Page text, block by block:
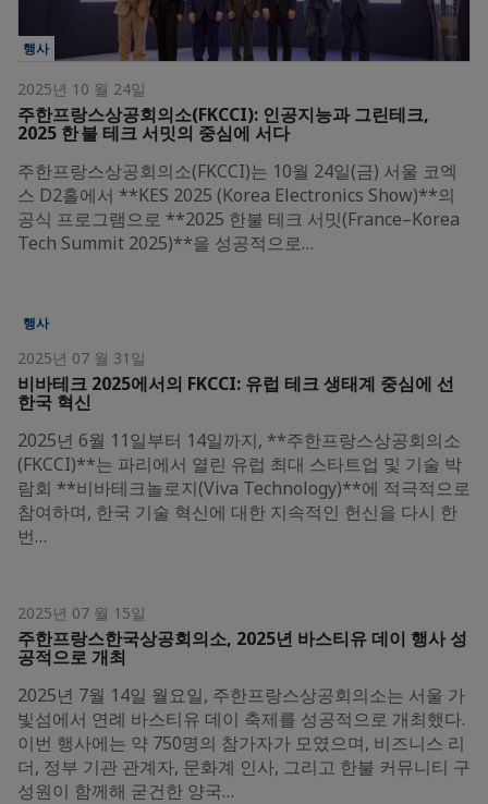
행사
2025년 10 월 24일
주한프랑스상공회의소(FKCCI): 인공지능과 그린테크,
2025 한 불 테크 서밋의 중심에 서다
주한프랑스상공회의소(FKCCI)는 10월 24일(금) 서울 코엑
스 D2홀에서 **KES 2025 (Korea Electronics Show)**의
공식 프로그램으로 **2025 한불 테크 서밋(France–Korea
Tech Summit 2025)**을 성공적으로…
행사
2025년 07 월 31일
비바테크 2025에서의 FKCCI: 유럽 테크 생태계 중심에 선
한국 혁신
2025년 6월 11일부터 14일까지, **주한프랑스상공회의소
(FKCCI)**는 파리에서 열린 유럽 최대 스타트업 및 기술 박
람회 **비바테크놀로지(Viva Technology)**에 적극적으로
참여하며, 한국 기술 혁신에 대한 지속적인 헌신을 다시 한
번…
2025년 07 월 15일
주한프랑스한국상공회의소, 2025년 바스티유 데이 행사 성
공적으로 개최
2025년 7월 14일 월요일, 주한프랑스상공회의소는 서울 가
빛섬에서 연례 바스티유 데이 축제를 성공적으로 개최했다.
이번 행사에는 약 750명의 참가자가 모였으며, 비즈니스 리
더, 정부 기관 관계자, 문화계 인사, 그리고 한불 커뮤니티 구
성원이 함께해 굳건한 양국…